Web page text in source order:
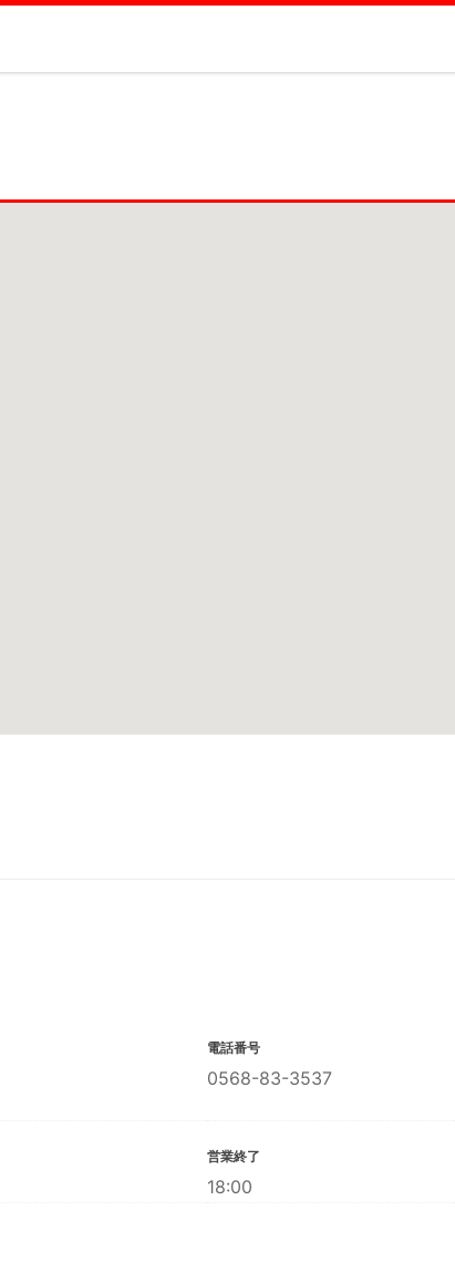
電話番号
0568-83-3537
営業終了
18:00